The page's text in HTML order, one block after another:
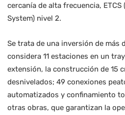
cercanía de alta frecuencia,
System) nivel 2.
Se trata de una inversión de más
considera 11 estaciones en un
extensión, la construcción de 15
desnivelados; 49 conexiones
automatizados y confinamiento
otras obras, que garantizan la